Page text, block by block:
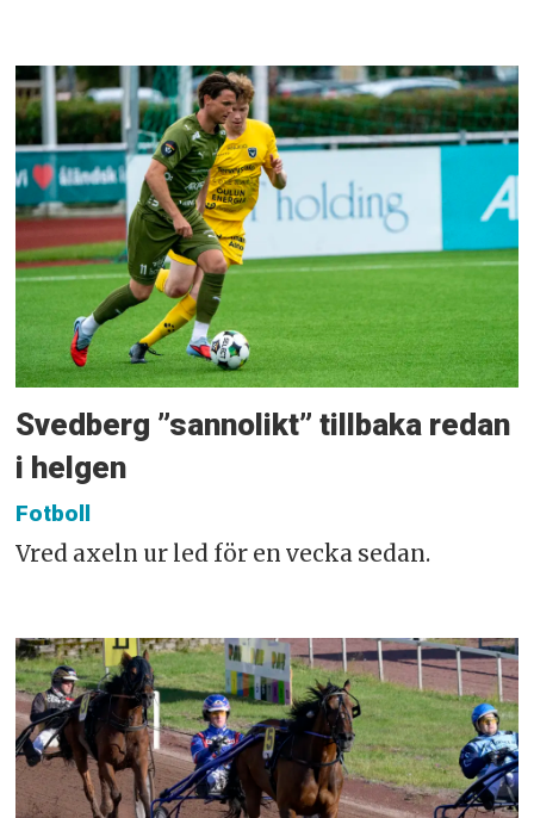
Svedberg ”sannolikt” tillbaka redan
i helgen
Fotboll
Vred axeln ur led för en vecka sedan.